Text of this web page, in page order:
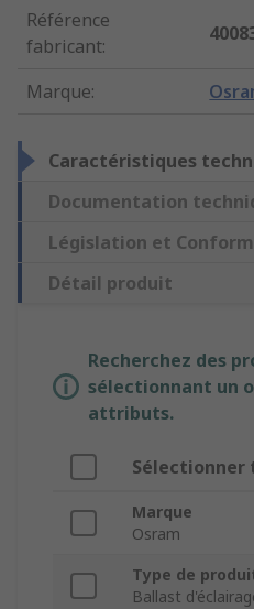
Référence
fabricant:
Marque:
Caractéristiques
Documentation
Législation et
Détail produit
Recherchez des
sélectionnant un
attributs.
Sélectionner
Marque
Osram
Type de
Ballast